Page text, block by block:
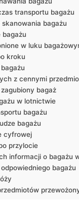
transportu bagażu
skanowania bagażu
‍bagażu
w luku
kroku
z cennymi
bagaż
w lotnictwie
bagażu
bagażu
cyfrowej
przylocie
informacji ⁣o bagażu
bagażu